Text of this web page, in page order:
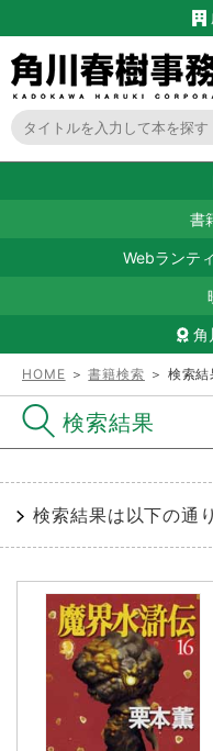
書
Webランテ
角
HOME ＞書籍検索 ＞ 検索結
検索結果
検索結果は以下の通